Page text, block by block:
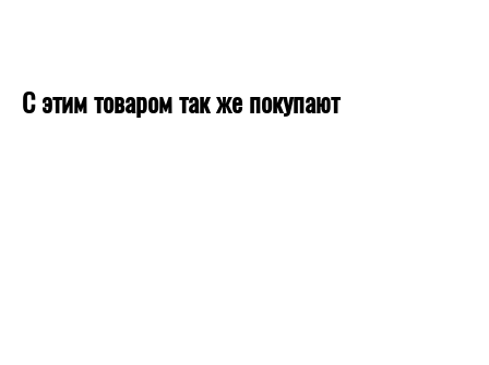
С этим товаром так же покупают